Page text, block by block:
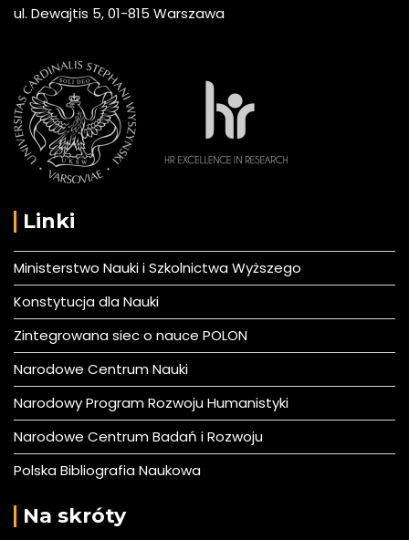
ul. Dewajtis 5, 01-815 Warszawa
Linki
Ministerstwo Nauki i Szkolnictwa Wyższego
Konstytucja dla Nauki
Zintegrowana siec o nauce POLON
Narodowe Centrum Nauki
Narodowy Program Rozwoju Humanistyki
Narodowe Centrum Badań i Rozwoju
Polska Bibliografia Naukowa
Na skróty